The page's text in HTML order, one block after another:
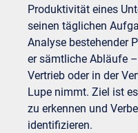
Produktivität eines
seinen täglichen
Analyse bestehender
er sämtliche Abläufe
Vertrieb oder in der
Lupe nimmt. Ziel ist
zu erkennen und
identifizieren.